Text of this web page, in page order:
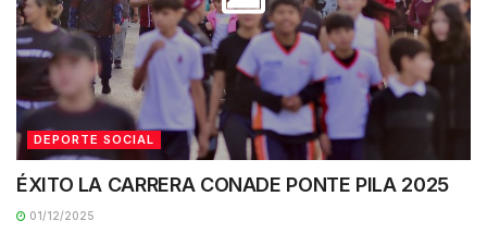
DEPORTE SOCIAL
ÉXITO LA CARRERA CONADE PONTE PILA 2025
01/12/2025